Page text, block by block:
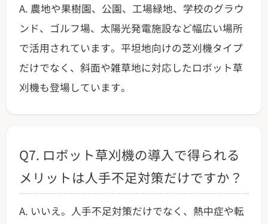
A. 農地や果樹園、公園、工場緑地、学校のグラウ
ンド、ゴルフ場、太陽光発電施設など幅広い場所
で活用されています。平坦地向けの芝刈機タイプ
だけでなく、斜面や雑草地に対応したロボット草
刈機も登場しています。
Q7. ロボット草刈機の導入で得られる
メリットは人手不足対策だけですか？
A. いいえ。人手不足対策だけでなく、熱中症や転